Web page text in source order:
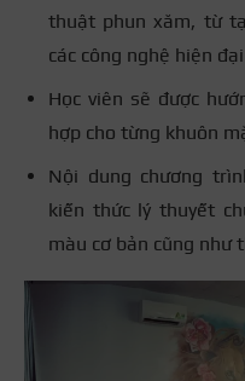
thuật phun xăm, từ
các công nghệ hiện
Học viên sẽ được
hợp cho từng khuôn
Nội dung chương
kiến thức lý thuyết
màu cơ bản cũng như